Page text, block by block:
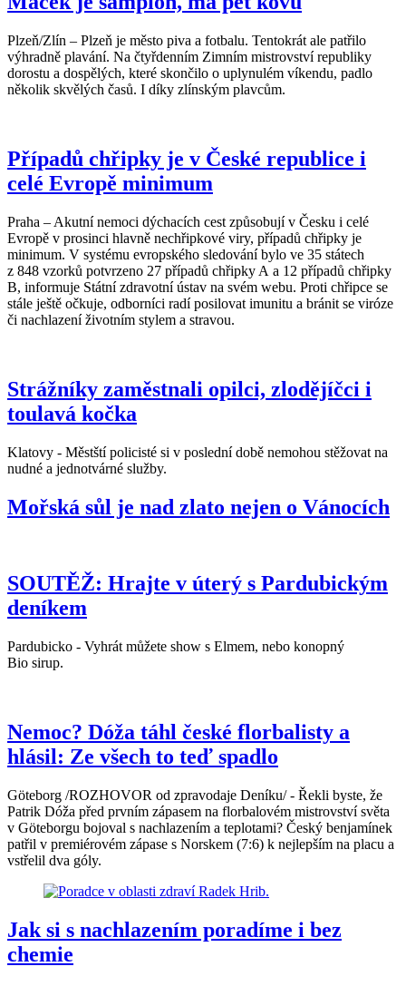
Plzeň/Zlín – Plzeň je město piva a fotbalu. Tentokrát ale patřilo
výhradně plavání. Na čtyřdenním Zimním mistrovství republiky
dorostu a dospělých, které skončilo o uplynulém víkendu, padlo
několik skvělých časů. I díky zlínským plavcům.
Případů chřipky je v České republice i
celé Evropě minimum
Praha – Akutní nemoci dýchacích cest způsobují v Česku i celé
Evropě v prosinci hlavně nechřipkové viry, případů chřipky je
minimum. V systému evropského sledování bylo ve 35 státech
z 848 vzorků potvrzeno 27 případů chřipky A a 12 případů chřipky
B, informuje Státní zdravotní ústav na svém webu. Proti chřipce se
stále ještě očkuje, odborníci radí posilovat imunitu a bránit se viróze
či nachlazení životním stylem a stravou.
Strážníky zaměstnali opilci, zlodějíčci i
toulavá kočka
Klatovy - Městští policisté si v poslední době nemohou stěžovat na
nudné a jednotvárné služby.
Mořská sůl je nad zlato nejen o Vánocích
SOUTĚŽ: Hrajte v úterý s Pardubickým
deníkem
Pardubicko - Vyhrát můžete show s Elmem, nebo konopný
Bio sirup.
Nemoc? Dóža táhl české florbalisty a
hlásil: Ze všech to teď spadlo
Göteborg /ROZHOVOR od zpravodaje Deníku/ - Řekli byste, že
Patrik Dóža před prvním zápasem na florbalovém mistrovství světa
v Göteborgu bojoval s nachlazením a teplotami? Český benjamínek
patřil v premiérovém zápase s Norskem (7:6) k nejlepším na placu a
vstřelil dva góly.
Jak si s nachlazením poradíme i bez
chemie